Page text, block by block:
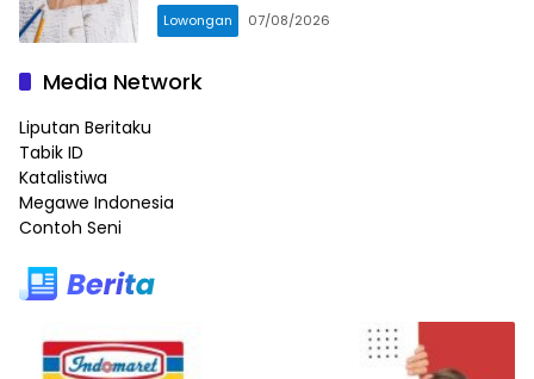
Lowongan 07/08/2026
Media Network
Liputan Beritaku
Tabik ID
Katalistiwa
Megawe Indonesia
Contoh Seni